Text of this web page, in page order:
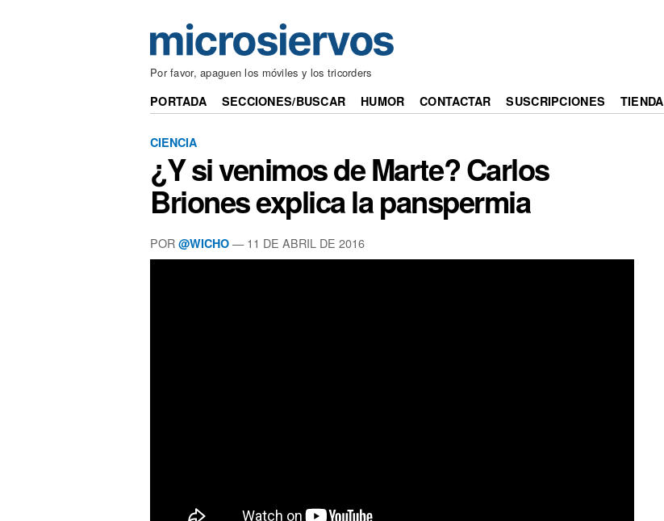
Por favor, apaguen los móviles y los tricorders
PORTADA SECCIONES/BUSCAR HUMOR CONTACTAR SUSCRIPCIONES TIENDA
CIENCIA
¿Y si venimos de Marte? Carlos
Briones explica la panspermia
POR @WICHO — 11 DE ABRIL DE 2016